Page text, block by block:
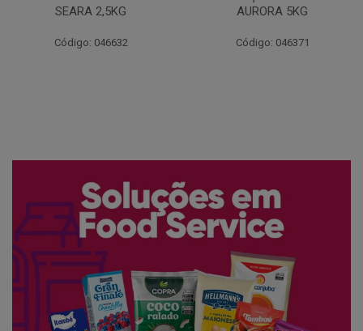
AURORA 5KG
Código: 046371
FATIADO PAKAN 200G
Código: 061522